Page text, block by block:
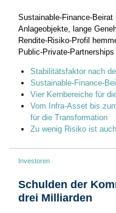
Sustainable-Finance-
Anlageobjekte, lange
Rendite-Risiko-Profil
Public-Private-Partnerships
Stabilitätsfaktor nach
Sustainable-Finance-
Vier Kernbereiche für
Vom Infra-Asset bis
für die Transformation
Zu wenig Risiko ist
Investoren
Schulden der
drei Milliarden